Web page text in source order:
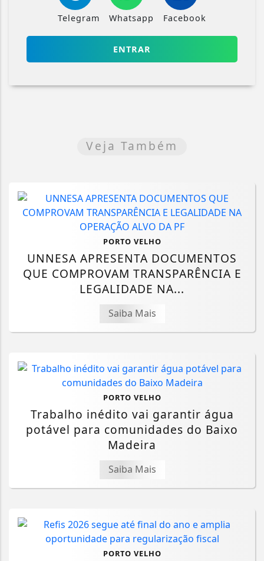
Telegram Whatsapp Facebook
ENTRAR
Veja Também
PORTO VELHO
UNNESA APRESENTA DOCUMENTOS
QUE COMPROVAM TRANSPARÊNCIA E
LEGALIDADE NA...
Saiba Mais
PORTO VELHO
Trabalho inédito vai garantir água
potável para comunidades do Baixo
Madeira
Saiba Mais
PORTO VELHO